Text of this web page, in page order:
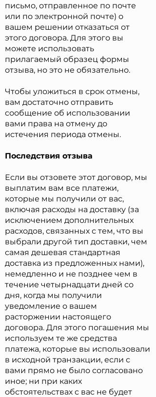
письмо, отправленное по почте
или по электронной почте) о
вашем решении отказаться от
этого договора. Для этого вы
можете использовать
прилагаемый образец формы
отзыва, но это не обязательно.
Чтобы уложиться в срок отмены,
вам достаточно отправить
сообщение об использовании
вами права на отмену до
истечения периода отмены.
Последствия отзыва
Если вы отзовете этот договор, мы
выплатим вам все платежи,
которые мы получили от вас,
включая расходы на доставку (за
исключением дополнительных
расходов, связанных с тем, что вы
выбрали другой тип доставки, чем
самая дешевая стандартная
доставка из предложенных нами),
немедленно и не позднее чем в
течение четырнадцати дней со
дня, когда мы получили
уведомление о вашем
расторжении настоящего
договора. Для этого погашения мы
используем те же средства
платежа, которые вы использовали
в исходной транзакции, если с
вами прямо не было согласовано
иное; ни при каких
обстоятельствах с вас не будет